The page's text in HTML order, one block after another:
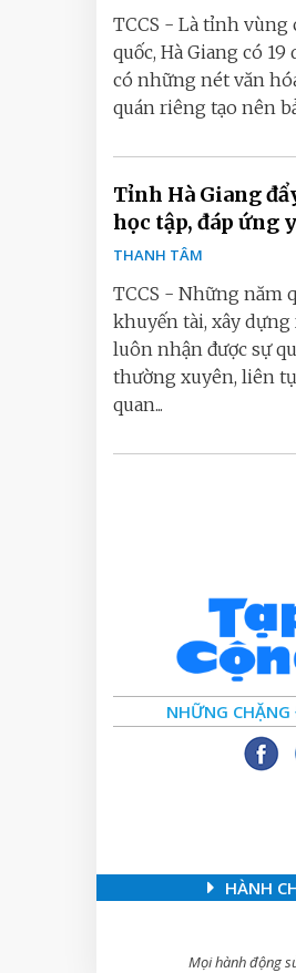
TCCS - Là tỉnh vùng
quốc, Hà Giang có
có những nét văn
quán riêng tạo nên
Tỉnh Hà Giang
học tập, đáp ứng
THANH TÂM
TCCS - Những năm
khuyến tài, xây dựng
luôn nhận được sự
thường xuyên, liên
quan...
NHỮNG
HÀNH
Mọi hành động